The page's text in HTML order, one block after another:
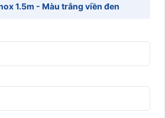
1.5m - Màu trắng viền đen